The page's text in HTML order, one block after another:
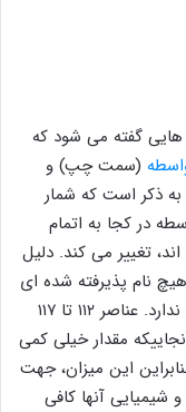
گفته می شود که
(سمت چپ) و
ذکر است که شمار
در کجا به اتمام
تغییر می ‌کند. دلیل
نام پذیرفته شده‌ ای
توسط آیوپاک برای این دسته از فلزات وجود ندارد. عناصر ۱۱۲ تا ۱۱۷
مقدار خیلی کمی
این میزان، جهت
آنها کافی